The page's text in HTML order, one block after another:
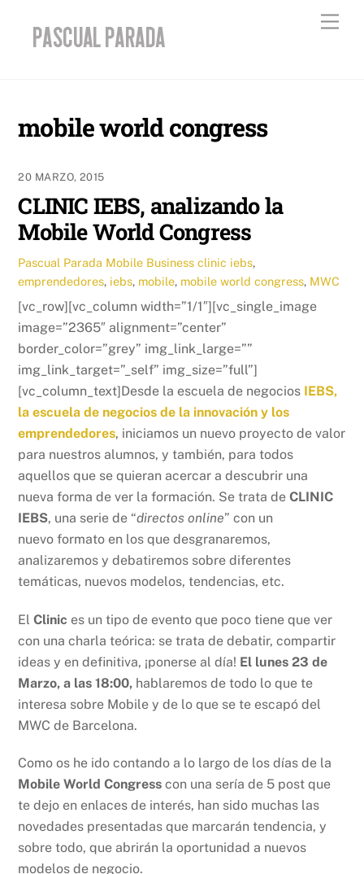
content
mobile world congress
20 MARZO, 2015
CLINIC IEBS, analizando la
Mobile World Congress
Pascual Parada Mobile Business clinic iebs,
emprendedores, iebs, mobile, mobile world congress, MWC
[vc_row][vc_column width=”1/1″][vc_single_image
image=”2365″ alignment=”center”
border_color=”grey” img_link_large=””
img_link_target=”_self” img_size=”full”]
[vc_column_text]Desde la escuela de negocios IEBS,
la escuela de negocios de la innovación y los
emprendedores, iniciamos un nuevo proyecto de valor
para nuestros alumnos, y también, para todos
aquellos que se quieran acercar a descubrir una
nueva forma de ver la formación. Se trata deCLINIC
IEBS, una serie de “directos online” con un
nuevo formato en los que desgranaremos,
analizaremos y debatiremos sobre diferentes
temáticas, nuevos modelos, tendencias, etc.
ElClinic es un tipo de evento que poco tiene que ver
con una charla teórica: se trata de debatir, compartir
ideas y en definitiva, ¡ponerse al día! El lunes 23 de
Marzo, a las 18:00, hablaremos de todo lo que te
interesa sobre Mobile y de lo que se te escapó del
MWC de Barcelona.
Como os he ido contando a lo largo de los días de la
Mobile World Congress con una sería de 5 post que
te dejo en enlaces de interés, han sido muchas las
novedades presentadas que marcarán tendencia, y
sobre todo, que abrirán la oportunidad a nuevos
modelos de negocio.